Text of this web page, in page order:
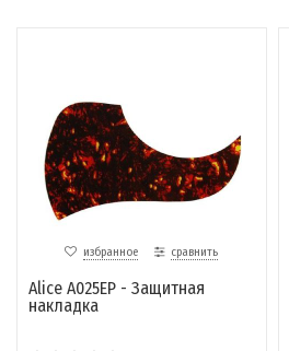
избранное сравнить
Alice A025EP - Защитная
накладка